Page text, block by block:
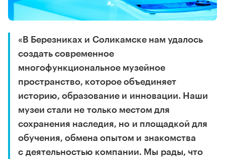
«В Березниках и Соликамске нам удалось
создать современное
многофункциональное музейное
пространство, которое объединяет
историю, образование и инновации. Наши
музеи стали не только местом для
сохранения наследия, но и площадкой для
обучения, обмена опытом и знакомства
с деятельностью компании. Мы рады, что